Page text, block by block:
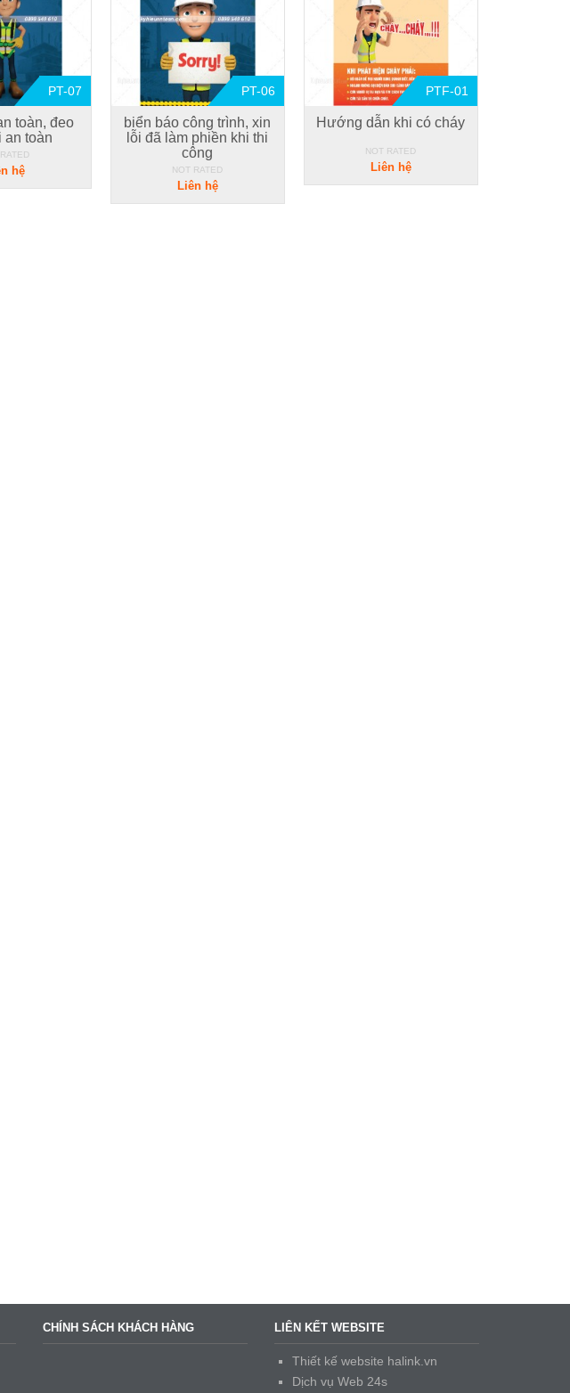
PT-07
toàn, đeo
an toàn
hệ
PT-06
biển báo công trình, xin
lỗi đã làm phiền khi thi
công
NOT RATED
Liên hệ
PTF-01
Hướng dẫn khi có cháy
NOT RATED
Liên hệ
CHÍNH SÁCH KHÁCH HÀNG LIÊN KẾT WEBSITE
Thiết kế website halink.vn
Dịch vụ Web 24s